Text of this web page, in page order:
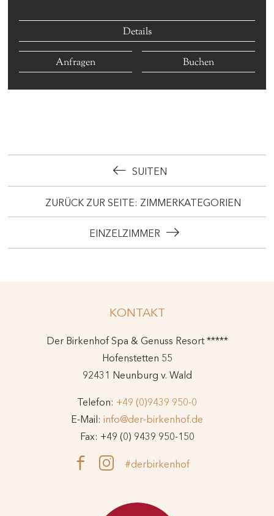
Anfragen Buchen
Details
SUITEN
ZURÜCK ZUR SEITE: ZIMMERKATEGORIEN
EINZELZIMMER
KONTAKT
Der Birkenhof Spa & Genuss Resort *****
Hofenstetten 55
92431 Neunburg v. Wald
Telefon: +49 (0)9439 950-0
E-Mail: info@der-birkenhof.de
Fax: +49 (0) 9439 950-150
#derbirkenhof